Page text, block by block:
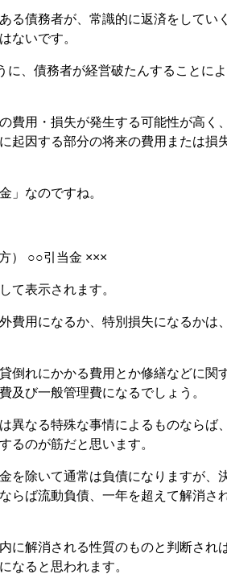
る債務者が、常識的に返済をしてい
ないです。
に、債務者が経営破たんすることに
費用・損失が発生する可能性が高く
起因する部分の将来の費用または損
」なのですね。
） ○○引当金 ×××
て表示されます。
費用になるか、特別損失になるかは
倒れにかかる費用とか修繕などに関
及び一般管理費になるでしょう。
異なる特殊な事情によるものならば
るのが筋だと思います。
を除いて通常は負債になりますが、
らば流動負債、一年を超えて解消さ
に解消される性質のものと判断され
なると思われます。